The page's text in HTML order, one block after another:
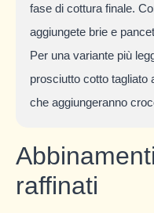
fase di cottura finale.
aggiungete brie e
Per una variante più
prosciutto cotto tagliato
che aggiungeranno
raffinati